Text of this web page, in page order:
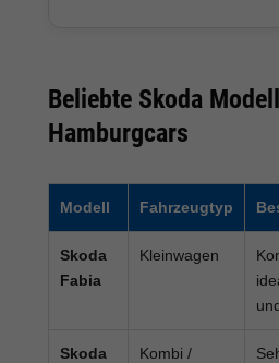
Beliebte Skoda
Hamburgcars
Modell Fahrzeugtyp
Skoda
Fabia
Kleinwagen
Skoda
Kombi /